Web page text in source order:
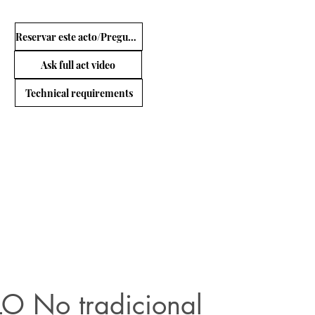
Reservar este acto/Preguntas
Ask full act video
Technical requirements
No tradicional